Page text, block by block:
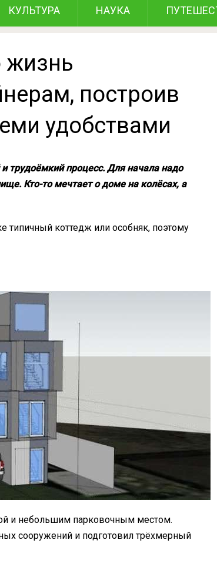
КУЛЬТУРА НАУКА
жизнь
построив
удобствами
трудоёмкий процесс. Для начала надо
Кто-то мечтает о доме на колёсах, а
типичный коттедж или особняк, поэтому
и небольшим парковочным местом.
сооружений и подготовил трёхмерный